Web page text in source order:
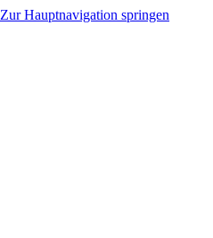
Zur Hauptnavigation springen